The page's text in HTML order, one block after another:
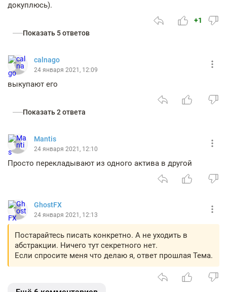
докуплюсь).
+1
Показать 5 ответов
calnago
24 января 2021, 12:09
выкупают его
Показать 2 ответа
Mantis
24 января 2021, 12:10
Просто перекладывают из одного актива в другой
GhostFX
24 января 2021, 12:13
Постарайтесь писать конкретно. А не уходить в
абстракции. Ничего тут секретного нет.
Если спросите меня что делаю я, ответ прошлая Тема.